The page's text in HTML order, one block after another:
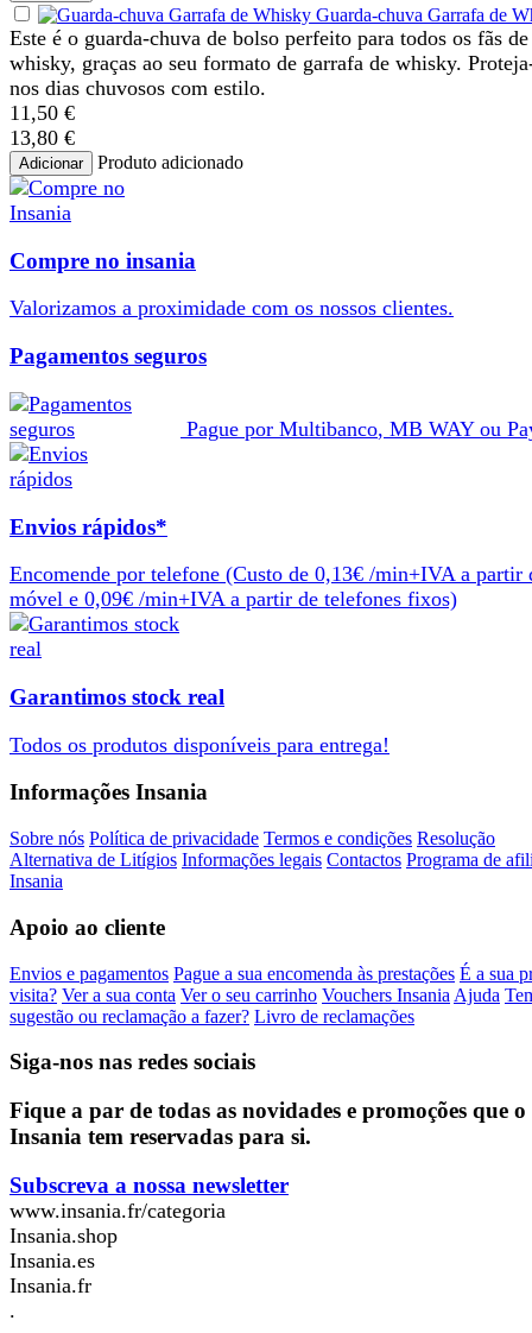
Guarda-chuva Garrafa de
Este é o guarda-chuva de bolso perfeito para todos os fãs de
whisky, graças ao seu formato de garrafa de whisky.
nos dias chuvosos com estilo.
11,50 €
13,80 €
Adicionar Produto adicionado
Compre no insania
Valorizamos a proximidade com os nossos clientes.
Pagamentos seguros
Pague por Multibanco, MB WAYou
Envios rápidos*
Encomende por telefone (Custo de 0,13€ /min+IVA a partir
móvel e 0,09€ /min+IVA a partir de telefones fixos)
Garantimos stock real
Todos os produtos disponíveis para entrega!
Informações Insania
Sobre nós Política de privacidade Termos e condições Resolução
Alternativa de Litígios Informações legais Contactos Programa de
Insania
Apoio ao cliente
Envios e pagamentos Pague a sua encomenda às prestações É a sua
visita? Ver a sua conta Ver o seu carrinho Vouchers Insania Ajuda
sugestão ou reclamação a fazer? Livro de reclamações
Siga-nos nas redes sociais
Fique a par de todas as novidades e promoções que o
Insania tem reservadas para si.
Subscreva a nossa newsletter
www.insania.fr/categoria
Insania.shop
Insania.es
Insania.fr
.